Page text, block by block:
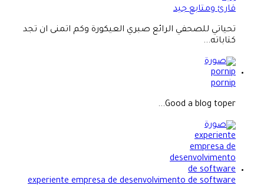
قارئ ومتابع جيد
تحياتي للصحفي الرائع صبري العيكورة وكم اتمنى ان تجد
كتاباته...
pornip
Good a blog toper...
experiente empresa de desenvolvimento de software